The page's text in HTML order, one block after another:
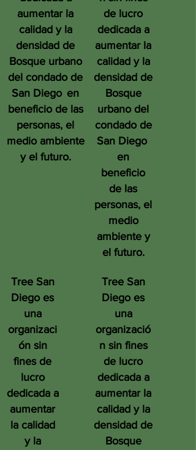
aumentar la
calidad y la
densidad de
Bosque urbano
del condado de
San Diego en
beneficio de las
personas, el
medio ambiente
y el futuro.
Tree San
Diego es
una
organizaci
ón sin
fines de
lucro
dedicada a
aumentar
la calidad
y la
de lucro
dedicada a
aumentar la
calidad y la
densidad de
Bosque
urbano del
condado de
San Diego
en
beneficio
de las
personas, el
medio
ambiente y
el futuro.
Tree San
Diego es
una
organizació
n sin fines
de lucro
dedicada a
aumentar la
calidad y la
densidad de
Bosque